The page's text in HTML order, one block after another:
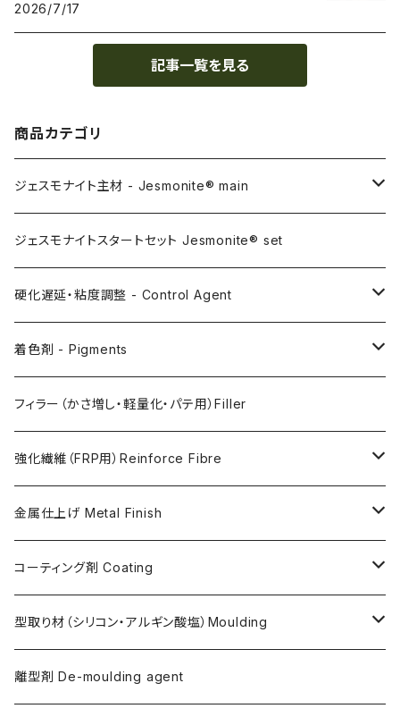
2026/7/17
記事一覧を見る
商品カテゴリ
ジェスモナイト主材 - Jesmonite® main
AC100
AC200
AC730
FLEX METAL
ジェスモナイトスタートセット Jesmonite® set
硬化遅延・粘度調整 - Control Agent
Retarder（硬化遅延剤）
Thixotrope for AC100（増粘・タレ止め剤）
Softener for AC730 (粘度低下剤)
着色剤 - Pigments
Jesmonite製Pigments
日本製Pigments
フィラー（かさ増し・軽量化・パテ用）Filler
強化繊維（FRP用）Reinforce Fibre
ガラス繊維 AC100用
ガラス繊維 AC730用
天然繊維 AC100/AC730共用
金属仕上げ Metal Finish
Metal Filler (AC100用金属粉)・鉄粉
Flex Metal (AC730ベースの金属粉入り主材)
金属仕上げ副資材
コーティング剤 Coating
アクリリックシーラーAC100用
AQSコートAC100用
型取り材（シリコン・アルギン酸塩）Moulding
シリコン
離型剤 De-moulding agent